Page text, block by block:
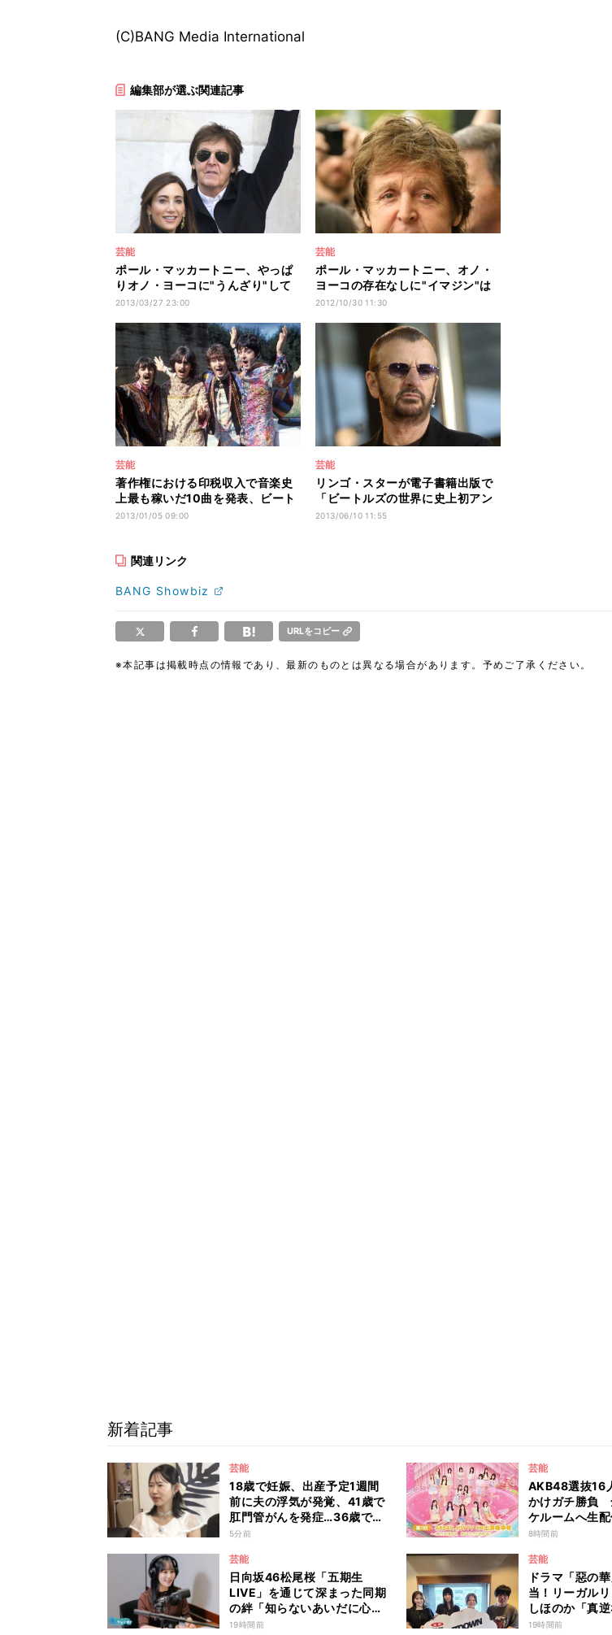
(C)BANG Media International
編集部が選ぶ関連記事
芸能
ポール・マッカートニー、やっぱ
りオノ・ヨーコに"うんざり"して
いた
2013/03/27 23:00
芸能
ポール・マッカートニー、オノ・
ヨーコの存在なしに"イマジン"は
ありえない
2012/10/30 11:30
芸能
著作権における印税収入で音楽史
上最も稼いだ10曲を発表、ビート
ルズは4位
2013/01/05 09:00
芸能
リンゴ・スターが電子書籍出版で
「ビートルズの世界に史上初アン
グルで迫る」
2013/06/10 11:55
関連リンク
BANG Showbiz
URLをコピー
※本記事は掲載時点の情報であり、最新のものとは異なる場合があります。予めご了承ください。
新着記事
芸能
18歳で妊娠、出産予定1週間
前に夫の浮気が発覚、41歳で
肛門管がんを発症…36歳でお
ばあちゃんになった女性の人
『愛のハイエナ season6』
5分前
芸能
AKB48選抜16
かけガチ勝負
ケルームへ生
8時間前
芸能
日向坂46松尾桜「五期生
LIVE」を通じて深まった同期
の絆「知らないあいだに心の
距離が…」
19時間前
芸能
ドラマ「惡の
当！リーガル
しほのか「真
白かった」最新
19時間前